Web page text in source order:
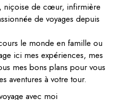
niçoise de cœur, infirmière
de voyages depuis
le monde en famille ou
ici mes expériences, mes
mes bons plans pour vous
aventures à votre tour.
avec moi